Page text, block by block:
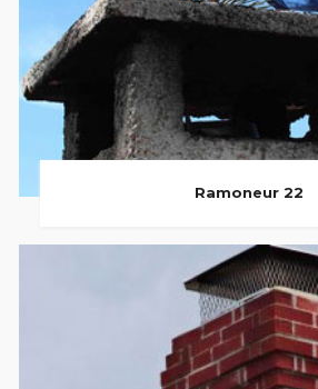
Ramoneur 22